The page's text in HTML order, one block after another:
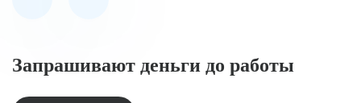
Запрашивают деньги до работы